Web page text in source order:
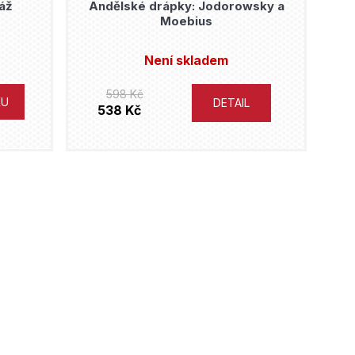
Andělské drápky: Jodorowsky a
Moebius
Není skladem
598 Kč
538 Kč DETAIL